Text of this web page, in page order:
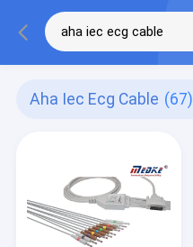
Aha Iec Ecg Cable (67)